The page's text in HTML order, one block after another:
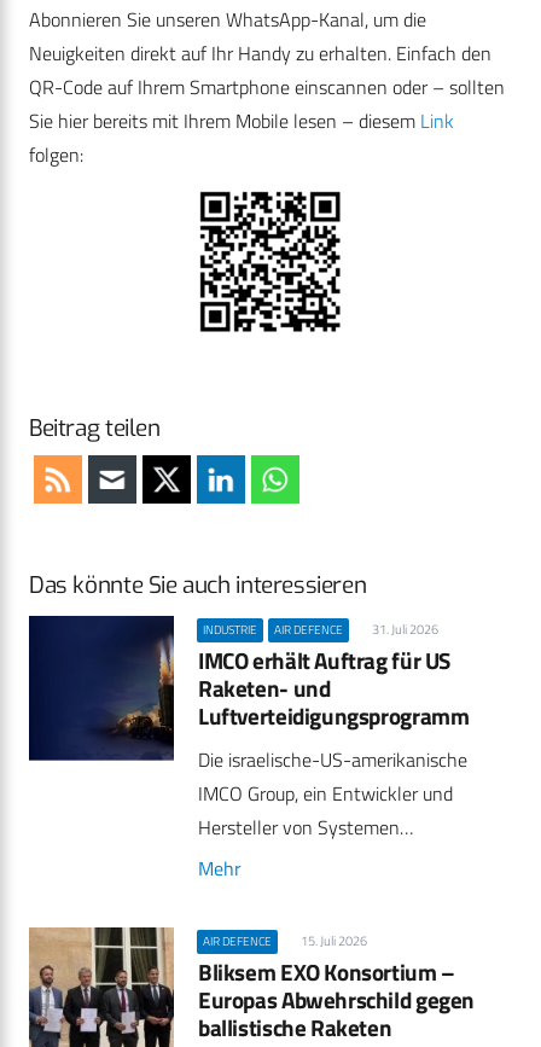
Abonnieren Sie unseren WhatsApp-Kanal, um die
Neuigkeiten direkt auf Ihr Handy zu erhalten. Einfach den
QR-Code auf Ihrem Smartphone einscannen oder – sollten
Sie hier bereits mit Ihrem Mobile lesen – diesem Link
folgen:
Beitrag teilen
Das könnte Sie auch interessieren
INDUSTRIE AIR DEFENCE 31. Juli 2026
IMCO erhält Auftrag für US
Raketen- und
Luftverteidigungsprogramm
Die israelische-US-amerikanische
IMCO Group, ein Entwickler und
Hersteller von Systemen…
Mehr
AIR DEFENCE 15. Juli 2026
Bliksem EXO Konsortium –
Europas Abwehrschild gegen
ballistische Raketen